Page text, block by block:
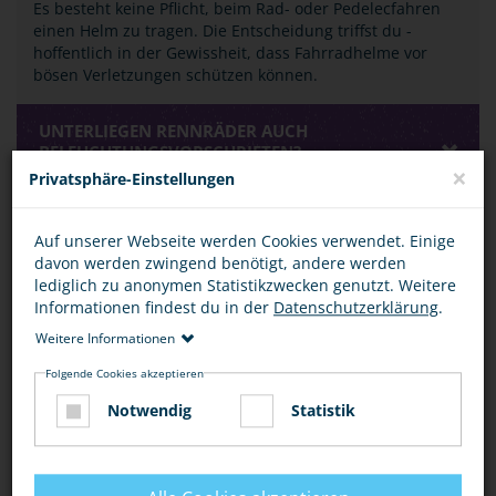
Es besteht keine Pflicht, beim Rad- oder Pedelecfahren
einen Helm zu tragen. Die Entscheidung triffst du -
hoffentlich in der Gewissheit, dass Fahrradhelme vor
bösen Verletzungen schützen können.
UNTERLIEGEN RENNRÄDER AUCH
BELEUCHTUNGSVORSCHRIFTEN?
WINKEL"?
BEWERTUNG
DIESEN ARTIKEL ...
Privatsphäre-Einstellungen ×
Auf unserer Webseite werden Cookies verwendet. Einige
davon werden zwingend benötigt, andere werden
lediglich zu anonymen Statistikzwecken genutzt. Weitere
Informationen findest du in der Datenschutzerklärung.
Weitere Informationen
Folgende Cookies akzeptieren
Notwendig Statistik